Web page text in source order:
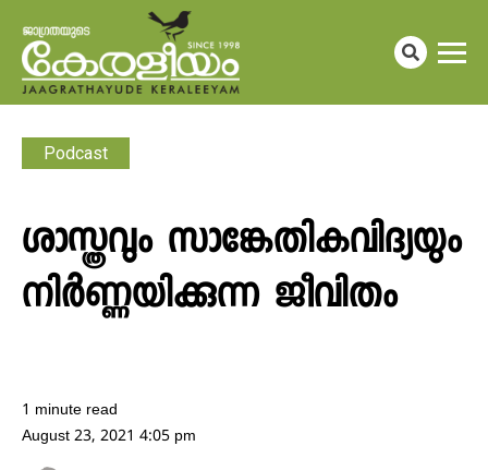
Podcast
ശാസ്ത്രവും സാങ്കേതികവിദ്യയും
നിർണ്ണയിക്കുന്ന ജീവിതം
1 minute read
August 23, 2021 4:05 pm